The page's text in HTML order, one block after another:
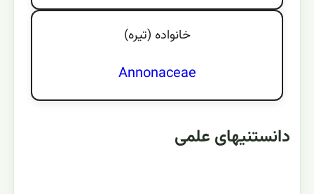
خانواده (تيره)
Annonaceae
دانستنیهای علمی